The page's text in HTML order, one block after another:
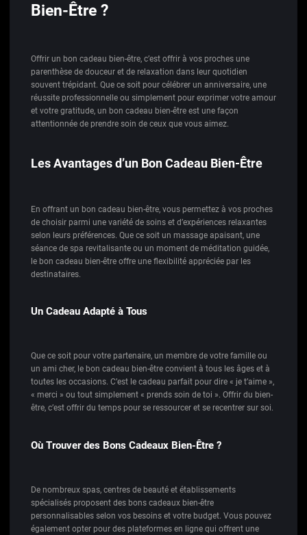
Bien-Être ?
Offrir un bon cadeau bien-être, c’est offrir à vos proches une
parenthèse de douceur et de relaxation dans leur quotidien
souvent trépidant. Que ce soit pour célébrer un anniversaire, une
réussite professionnelle ou simplement pour exprimer votre amour
et votre gratitude, un bon cadeau bien-être est une façon
attentionnée de prendre soin de ceux que vous aimez.
Les Avantages d’un Bon Cadeau Bien-Être
En offrant un bon cadeau bien-être, vous permettez à vos proches
de choisir parmi une variété de soins et d’expériences relaxantes
selon leurs préférences. Que ce soit un massage apaisant, une
séance de spa revitalisante ou un moment de méditation guidée,
le bon cadeau bien-être offre une flexibilité appréciée par les
destinataires.
Un Cadeau Adapté à Tous
Que ce soit pour votre partenaire, un membre de votre famille ou
un ami cher, le bon cadeau bien-être convient à tous les âges et à
toutes les occasions. C’est le cadeau parfait pour dire « je t’aime »,
« merci » ou tout simplement « prends soin de toi ». Offrir du bien-
être, c’est offrir du temps pour se ressourcer et se recentrer sur soi.
Où Trouver des Bons Cadeaux Bien-Être ?
De nombreux spas, centres de beauté et établissements
spécialisés proposent des bons cadeaux bien-être
personnalisables selon vos besoins et votre budget. Vous pouvez
également opter pour des plateformes en ligne qui offrent une